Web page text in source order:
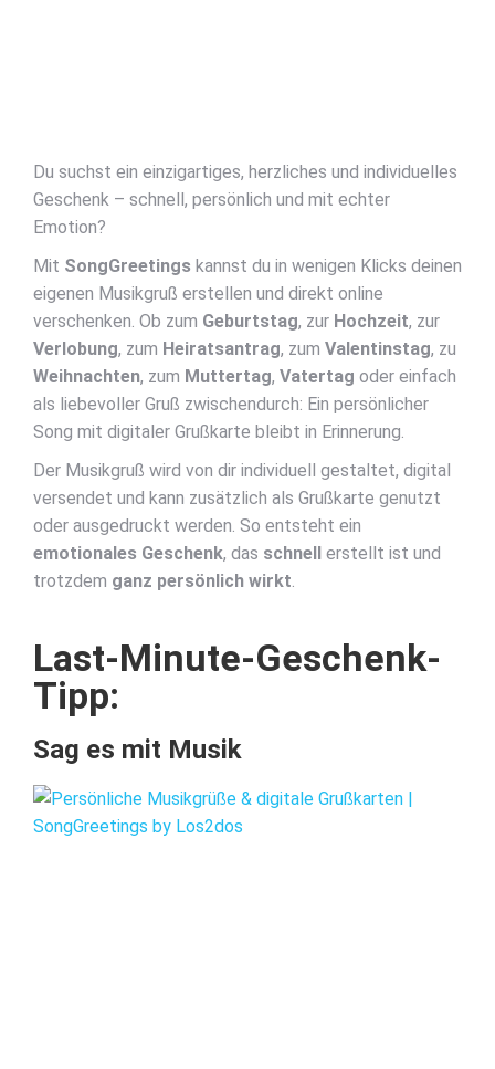
Du suchst ein einzigartiges, herzliches und individuelles
Geschenk – schnell, persönlich und mit echter
Emotion?
Mit SongGreetings kannst du in wenigen Klicks deinen
eigenen Musikgruß erstellen und direkt online
verschenken. Ob zum Geburtstag, zur Hochzeit, zur
Verlobung, zum Heiratsantrag, zum Valentinstag, zu
Weihnachten, zum Muttertag, Vatertag oder einfach
als liebevoller Gruß zwischendurch: Ein persönlicher
Song mit digitaler Grußkarte bleibt in Erinnerung.
Der Musikgruß wird von dir individuell gestaltet, digital
versendet und kann zusätzlich als Grußkarte genutzt
oder ausgedruckt werden. So entsteht ein
emotionales Geschenk, das schnell erstellt ist und
trotzdem ganz persönlich wirkt.
Last-Minute-Geschenk-
Tipp:
Sag es mit Musik